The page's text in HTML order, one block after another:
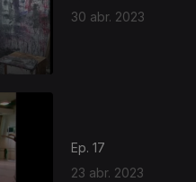
30 abr. 2023
Ep. 17
23 abr. 2023